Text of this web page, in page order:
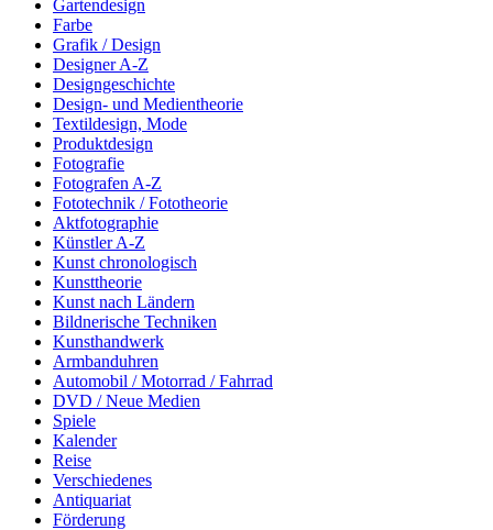
Gartendesign
Farbe
Grafik / Design
Designer A-Z
Designgeschichte
Design- und Medientheorie
Textildesign, Mode
Produktdesign
Fotografie
Fotografen A-Z
Fototechnik / Fototheorie
Aktfotographie
Künstler A-Z
Kunst chronologisch
Kunsttheorie
Kunst nach Ländern
Bildnerische Techniken
Kunsthandwerk
Armbanduhren
Automobil / Motorrad / Fahrrad
DVD / Neue Medien
Spiele
Kalender
Reise
Verschiedenes
Antiquariat
Förderung